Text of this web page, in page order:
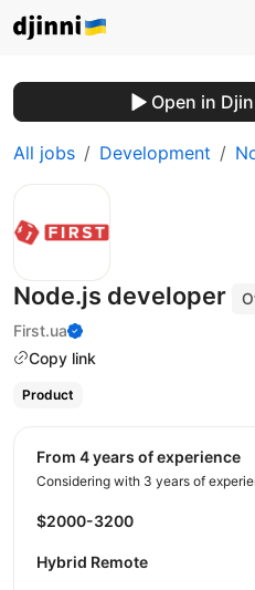
Open in
All jobs Development
Node.js developer
First.ua
Copy link
Product
from 4 years of experience
Considering with 3 years of
$2000-3200
Hybrid Remote